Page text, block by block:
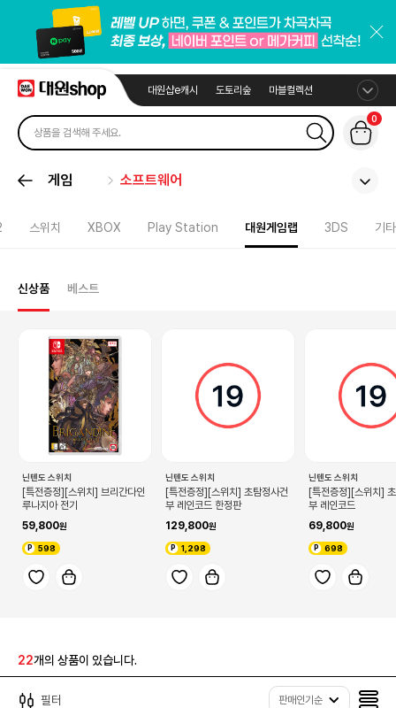
대원샵e캐시 도토리숲 마블컬렉션
0
게임 소프트웨어
스위치 XBOX Play Station 대원게임랩 3DS 기타
신상품 베스트
닌텐도 스위치
[특전증정][스위치] 브리간다인
루나지아 전기
59,800
598
닌텐도 스위치
[특전증정][스위치] 초탐정사건
부 레인코드 한정판
129,800
1,298
닌텐도 스위치
[특전증정][스위치]
부 레인코드
69,800
698
22개의 상품이 있습니다.
필터 판매인기순